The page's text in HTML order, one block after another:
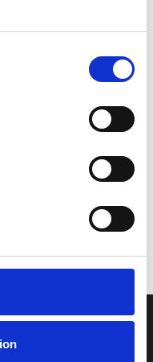
ser ikke således ud.
som ikke kan
viste. Vi kontakter dig